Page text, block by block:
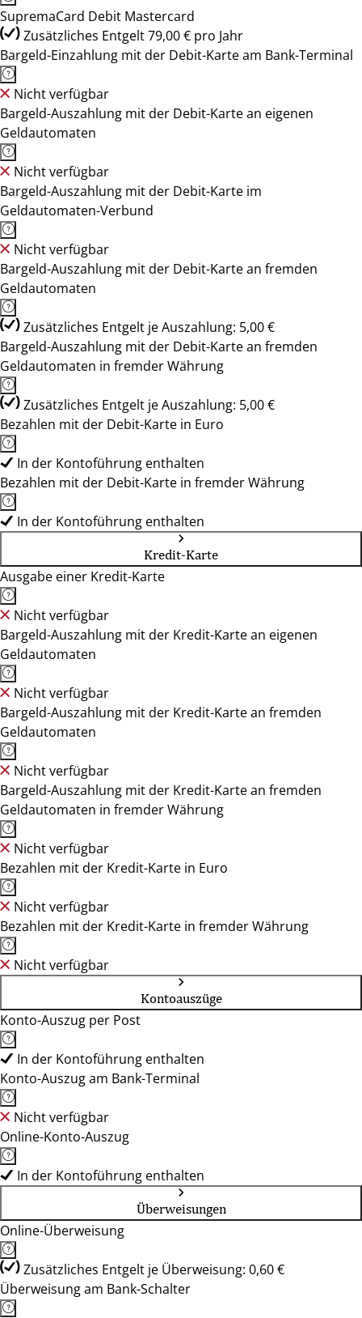
SupremaCard Debit Mastercard
Zusätzliches Entgelt 79,00 € pro Jahr
Bargeld-Einzahlung mit der Debit-Karte am Bank-Terminal
Nicht verfügbar
Bargeld-Auszahlung mit der Debit-Karte an eigenen
Geldautomaten
Nicht verfügbar
Bargeld-Auszahlung mit der Debit-Karte im
Geldautomaten-Verbund
Nicht verfügbar
Bargeld-Auszahlung mit der Debit-Karte an fremden
Geldautomaten
Zusätzliches Entgelt je Auszahlung: 5,00 €
Bargeld-Auszahlung mit der Debit-Karte an fremden
Geldautomaten in fremder Währung
Zusätzliches Entgelt je Auszahlung: 5,00 €
Bezahlen mit der Debit-Karte in Euro
In der Kontoführung enthalten
Bezahlen mit der Debit-Karte in fremder Währung
In der Kontoführung enthalten
Kredit-Karte
Ausgabe einer Kredit-Karte
Nicht verfügbar
Bargeld-Auszahlung mit der Kredit-Karte an eigenen
Geldautomaten
Nicht verfügbar
Bargeld-Auszahlung mit der Kredit-Karte an fremden
Geldautomaten
Nicht verfügbar
Bargeld-Auszahlung mit der Kredit-Karte an fremden
Geldautomaten in fremder Währung
Nicht verfügbar
Bezahlen mit der Kredit-Karte in Euro
Nicht verfügbar
Bezahlen mit der Kredit-Karte in fremder Währung
Nicht verfügbar
Kontoauszüge
Konto-Auszug per Post
In der Kontoführung enthalten
Konto-Auszug am Bank-Terminal
Nicht verfügbar
Online-Konto-Auszug
In der Kontoführung enthalten
Überweisungen
Online-Überweisung
Zusätzliches Entgelt je Überweisung: 0,60 €
Überweisung am Bank-Schalter